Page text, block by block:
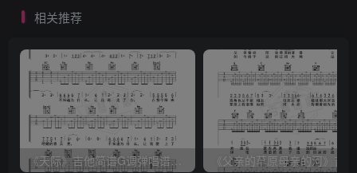
相关推荐
《天际》吉他简谱G调弹唱谱（姜玉阳）